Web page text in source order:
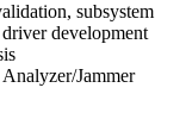
subsystem
development
Jammer